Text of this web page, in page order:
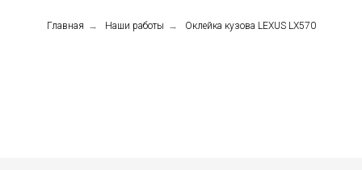
Главная → Наши работы → Оклейка кузова LEXUS LX570